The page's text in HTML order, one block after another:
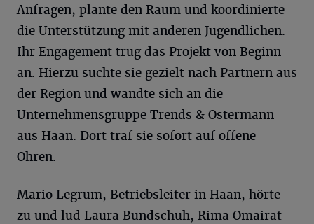
Anfragen, plante den Raum und koordinierte
die Unterstützung mit anderen Jugendlichen.
Ihr Engagement trug das Projekt von Beginn
an. Hierzu suchte sie gezielt nach Partnern aus
der Region und wandte sich an die
Unternehmensgruppe Trends & Ostermann
aus Haan. Dort traf sie sofort auf offene
Ohren.
Mario Legrum, Betriebsleiter in Haan, hörte
zu und lud Laura Bundschuh, Rima Omairat